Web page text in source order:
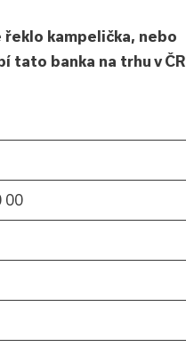
řeklo kampelička, nebo
tato banka na trhu v ČR
00